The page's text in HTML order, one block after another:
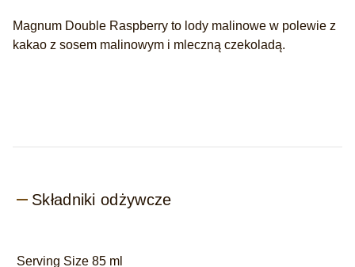
Magnum Double Raspberry to lody malinowe w polewie z
kakao z sosem malinowym i mleczną czekoladą.
Składniki odżywcze
Serving Size 85 ml